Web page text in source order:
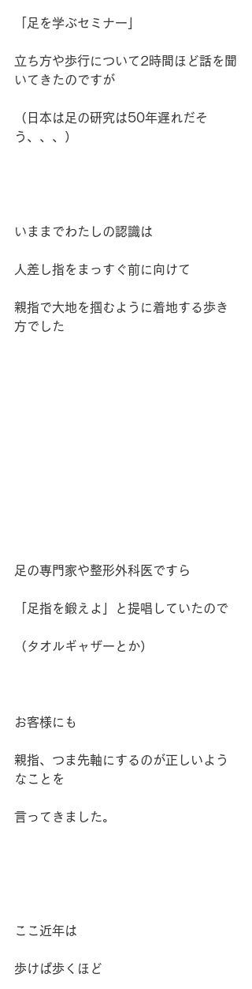
「足を学ぶセミナー」
立ち方や歩行について2時間ほど話を聞
いてきたのですが
（日本は足の研究は50年遅れだそ
う、、、）
いままでわたしの認識は
人差し指をまっすぐ前に向けて
親指で大地を掴むように着地する歩き
方でした
足の専門家や整形外科医ですら
「足指を鍛えよ」と提唱していたので
（タオルギャザーとか）
お客様にも
親指、つま先軸にするのが正しいよう
なことを
言ってきました。
ここ近年は
歩けば歩くほど